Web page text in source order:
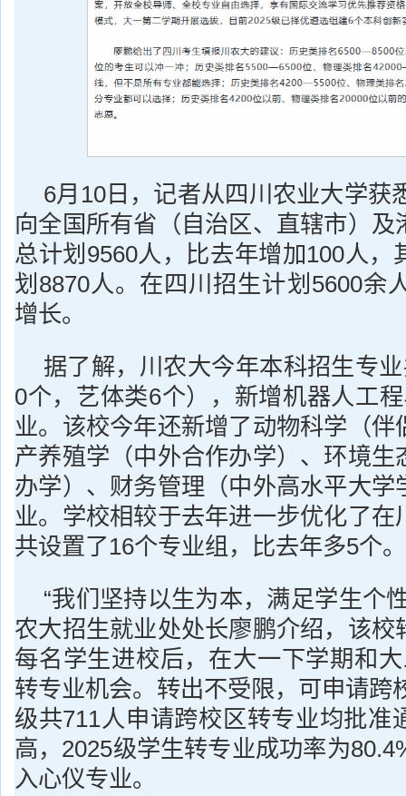
6月10日，记者从四川农业大学获
向全国所有省（自治区、直辖市）及
总计划9560人，比去年增加100人，
划8870人。在四川招生计划5600余
增长。
据了解，川农大今年本科招生专
0个，艺体类6个），新增机器人工
业。该校今年还新增了动物科学（伴
产养殖学（中外合作办学）、环境生
办学）、财务管理（中外高水平大学
业。学校相较于去年进一步优化了在
共设置了16个专业组，比去年多5个。
“我们坚持以生为本，满足学生个
农大招生就业处处长廖鹏介绍，该校
每名学生进校后，在大一下学期和
转专业机会。转出不受限，可申请跨
级共711人申请跨校区转专业均批准
高，2025级学生转专业成功率为
入心仪专业。